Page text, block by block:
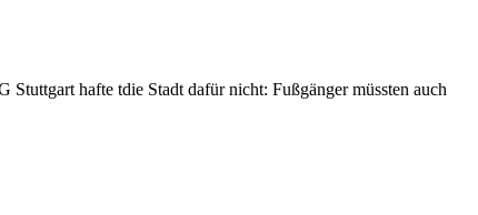
hafte tdie Stadt dafür nicht: Fußgänger müssten auch